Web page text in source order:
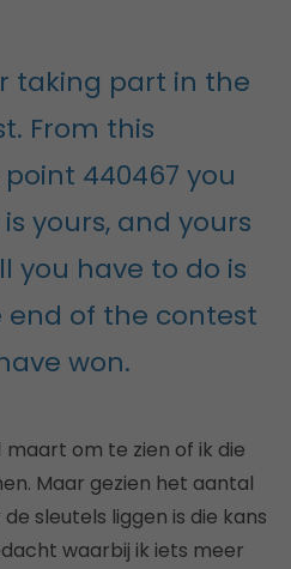
taking part in the
From this
440467 you
yours, and yours
you have to do is
of the contest
won.
om te zien of ik die
Maar gezien het aantal
sleutels liggen is die kans
waarbij ik iets meer